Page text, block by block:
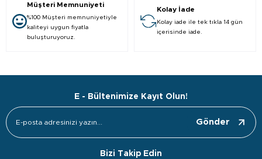
Müşteri Memnuniyeti
%100 Müşteri memnuniyetiyle
kaliteyi uygun fiyatla
buluşturuyoruz.
Kolay İade
Kolay iade ile tek tıkla 14 gün
içerisinde iade.
E - Bültenimize Kayıt Olun!
Gönder
Bizi Takip Edin